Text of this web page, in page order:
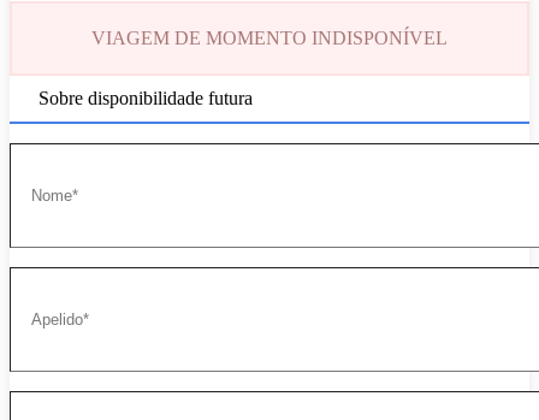
VIAGEM DE MOMENTO INDISPONÍVEL
Sobre disponibilidade futura